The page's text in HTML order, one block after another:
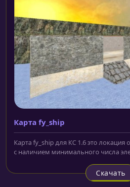
Карта fy_ship
Карта fy_ship для КС 1.6 это
с наличием минимального числа
Скачать